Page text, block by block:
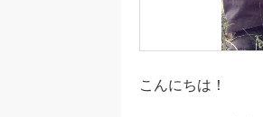
こんにちは！